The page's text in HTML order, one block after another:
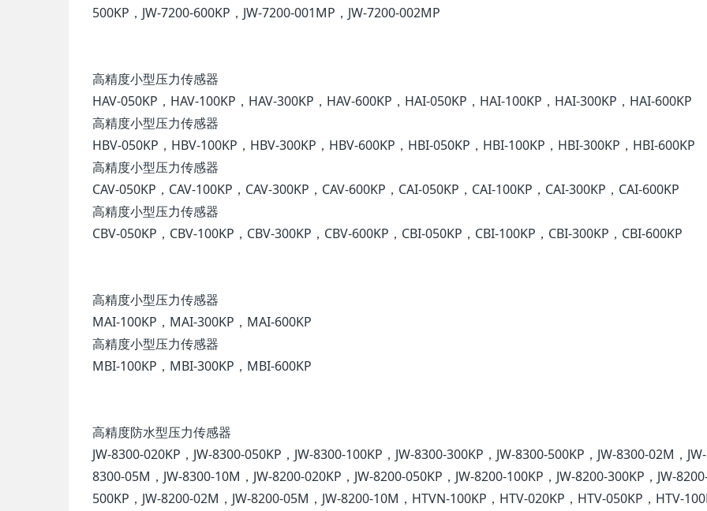
500KP，JW-7200-600KP，JW-7200-001MP，JW-7200-002MP
高精度小型压力传感器
HAV-050KP，HAV-100KP，HAV-300KP，HAV-600KP，HAI-050KP，HAI-100KP，HAI-300KP，HAI-600KP
高精度小型压力传感器
HBV-050KP，HBV-100KP，HBV-300KP，HBV-600KP，HBI-050KP，HBI-100KP，HBI-300KP，HBI-600KP
高精度小型压力传感器
CAV-050KP，CAV-100KP，CAV-300KP，CAV-600KP，CAI-050KP，CAI-100KP，CAI-300KP，CAI-600KP
高精度小型压力传感器
CBV-050KP，CBV-100KP，CBV-300KP，CBV-600KP，CBI-050KP，CBI-100KP，CBI-300KP，CBI-600KP
高精度小型压力传感器
MAI-100KP，MAI-300KP，MAI-600KP
高精度小型压力传感器
MBI-100KP，MBI-300KP，MBI-600KP
高精度防水型压力传感器
JW-8300-020KP，JW-8300-050KP，JW-8300-100KP，JW-8300-300KP，JW-8300-500KP，JW-8300-02M，JW-
8300-05M，JW-8300-10M，JW-8200-020KP，JW-8200-050KP，JW-8200-100KP，JW-8200-300KP，JW-
500KP，JW-8200-02M，JW-8200-05M，JW-8200-10M，HTVN-100KP，HTV-020KP，HTV-050KP，HTV-